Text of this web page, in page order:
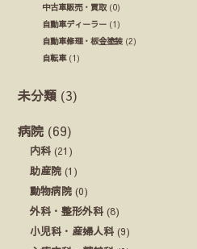
中古車販売・買取 (0)
自動車ディーラー (1)
自動車修理・板金塗装 (2)
自転車(1)
未分類 (3)
病院 (69)
内科 (21)
助産院 (1)
動物病院 (0)
外科・整形外科 (8)
小児科・産婦人科 (9)